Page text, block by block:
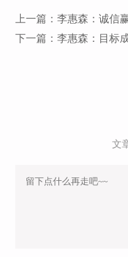
上一篇：李惠森：诚信
下一篇：李惠森：目标
文